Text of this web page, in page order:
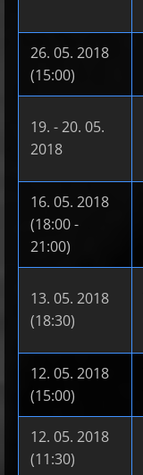
26. 05. 2018
(15:00)
19. - 20. 05.
2018
16. 05. 2018
(18:00 -
21:00)
13. 05. 2018
(18:30)
12. 05. 2018
(15:00)
12. 05. 2018
(11:30)